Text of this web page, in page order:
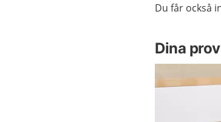
Du får också
Dina